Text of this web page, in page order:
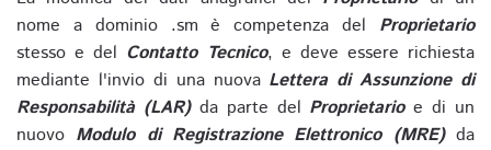
nome a dominio .sm è competenza del Proprietario
stesso e del Contatto Tecnico, e deve essere richiesta
mediante l'invio di una nuova Lettera di Assunzione di
Responsabilità (LAR)da parte del Proprietarioe di un
nuovo Modulo di Registrazione Elettronico (MRE)da